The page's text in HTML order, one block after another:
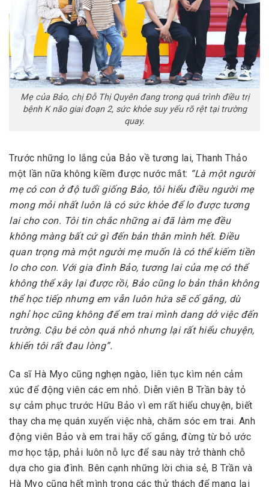
Mẹ của Bảo, chị Đỗ Thị Quyên đang trong quá trình điều trị
bệnh K não giai đoạn 2, sức khỏe suy yếu rõ rệt tại trường
quay.
Trước những lo lắng của Bảo về tương lai, Thanh Thảo
một lần nữa không kiềm được nước mắt: “Là một người
mẹ có con ở độ tuổi giống Bảo, tôi hiểu điều người mẹ
mong mỏi nhất luôn là có sức khỏe để lo được tương
lai cho con. Tôi tin chắc những ai đã làm mẹ đều
không màng bất cứ gì đến bản thân mình hết. Điều
quan trọng mà một người mẹ muốn là có thể kiếm tiền
lo cho con. Với gia đình Bảo, tương lai của mẹ có thể
không thể xây lại được rồi, Bảo cũng lo bản thân không
thể học tiếp nhưng em vẫn luôn hứa sẽ cố gắng, dù
nghỉ học cũng không để em trai mình dang dở việc đến
trường. Cậu bé còn quá nhỏ nhưng lại rất hiểu chuyện,
khiến tôi rất đau lòng”.
Ca sĩ Hà Myo cũng nghẹn ngào, liên tục kìm nén cảm
xúc để động viên các em nhỏ. Diễn viên B Trần bày tỏ
sự cảm phục trước Hữu Bảo vì em rất hiểu chuyện, biết
thay cha mẹ quán xuyến việc nhà, chăm sóc em trai. Anh
động viên Bảo và em trai hãy cố gắng, đừng từ bỏ ước
mơ học tập, phải luôn nỗ lực để sau này trở thành chỗ
dựa cho gia đình. Bên cạnh những lời chia sẻ, B Trần và
Hà Myo cũng hết mình trong các thử thách để mang lại